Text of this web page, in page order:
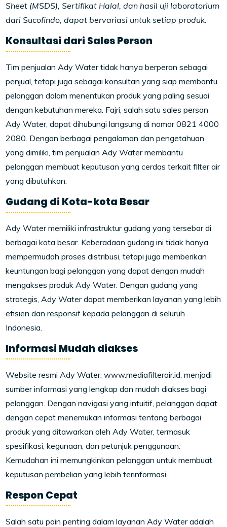
Sheet (MSDS), Sertifikat Halal, dan hasil uji laboratorium
dari Sucofindo, dapat bervariasi untuk setiap produk.
Konsultasi dari Sales Person
Tim penjualan Ady Water tidak hanya berperan sebagai
penjual, tetapi juga sebagai konsultan yang siap membantu
pelanggan dalam menentukan produk yang paling sesuai
dengan kebutuhan mereka. Fajri, salah satu sales person
Ady Water, dapat dihubungi langsung di nomor 0821 4000
2080. Dengan berbagai pengalaman dan pengetahuan
yang dimiliki, tim penjualan Ady Water membantu
pelanggan membuat keputusan yang cerdas terkait filter air
yang dibutuhkan.
Gudang di Kota-kota Besar
Ady Water memiliki infrastruktur gudang yang tersebar di
berbagai kota besar. Keberadaan gudang ini tidak hanya
mempermudah proses distribusi, tetapi juga memberikan
keuntungan bagi pelanggan yang dapat dengan mudah
mengakses produk Ady Water. Dengan gudang yang
strategis, Ady Water dapat memberikan layanan yang lebih
efisien dan responsif kepada pelanggan di seluruh
Indonesia.
Informasi Mudah diakses
Website resmi Ady Water, www.mediafilterair.id, menjadi
sumber informasi yang lengkap dan mudah diakses bagi
pelanggan. Dengan navigasi yang intuitif, pelanggan dapat
dengan cepat menemukan informasi tentang berbagai
produk yang ditawarkan oleh Ady Water, termasuk
spesifikasi, kegunaan, dan petunjuk penggunaan.
Kemudahan ini memungkinkan pelanggan untuk membuat
keputusan pembelian yang lebih terinformasi.
Respon Cepat
Salah satu poin penting dalam layanan Ady Water adalah